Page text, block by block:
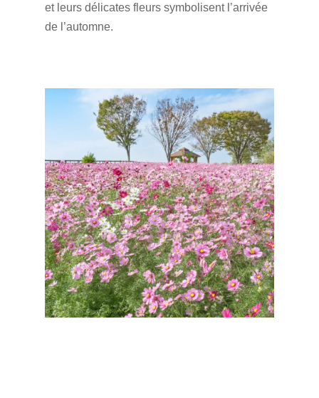
et leurs délicates fleurs symbolisent l’arrivée
de l’automne.